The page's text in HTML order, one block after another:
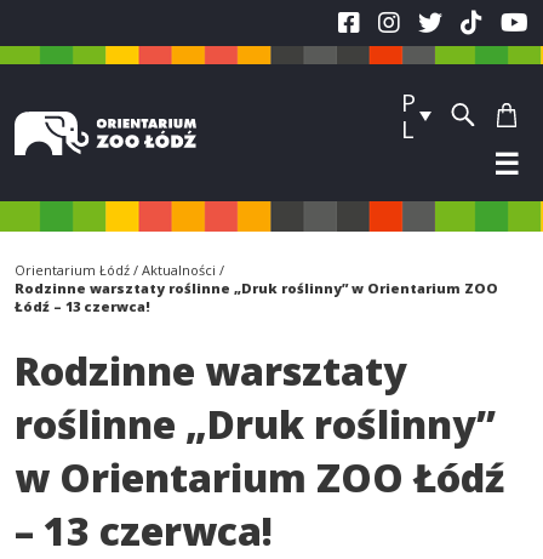
P
L
☰
Orientarium Łódź
Aktualności
Rodzinne warsztaty roślinne „Druk roślinny” w Orientarium ZOO
Łódź – 13 czerwca!
Rodzinne warsztaty
roślinne „Druk roślinny”
w Orientarium ZOO Łódź
– 13 czerwca!